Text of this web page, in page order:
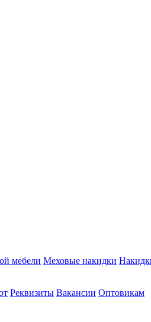
мебели Меховые накидки
Реквизиты Вакансии Оптовикам